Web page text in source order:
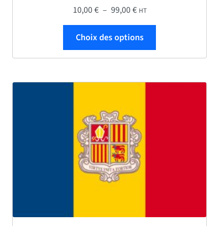
10,00€ – 99,00€Plage de prix : 10,00 €
HT
Choix des options